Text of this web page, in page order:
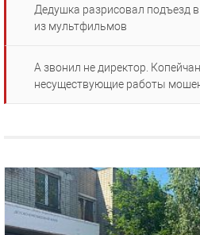
Дедушка разрисовал подъезд
из мультфильмов
А звонил не директор.
несуществующие работы